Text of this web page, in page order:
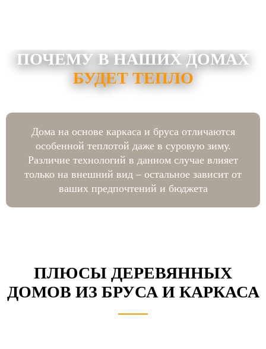
ПОЧЕМУ В НАШИХ ДОМАХ
БУДЕТ ТЕПЛО
Дома на основе каркаса и бруса отличаются
особенной теплотой даже в суровую зиму.
Различие технологий в данном случае влияет
только на внешний вид – остальное зависит от
ваших предпочтений и бюджета
ПЛЮСЫ ДЕРЕВЯННЫХ
ДОМОВ ИЗ БРУСА И КАРКАСА